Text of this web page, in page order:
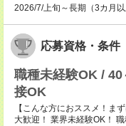
2026/7/上旬～長期（3カ月
応募資格・条件
職種未経験OK /
接OK
【こんな方におススメ！ま
大歓迎！ 業界未経験OK！